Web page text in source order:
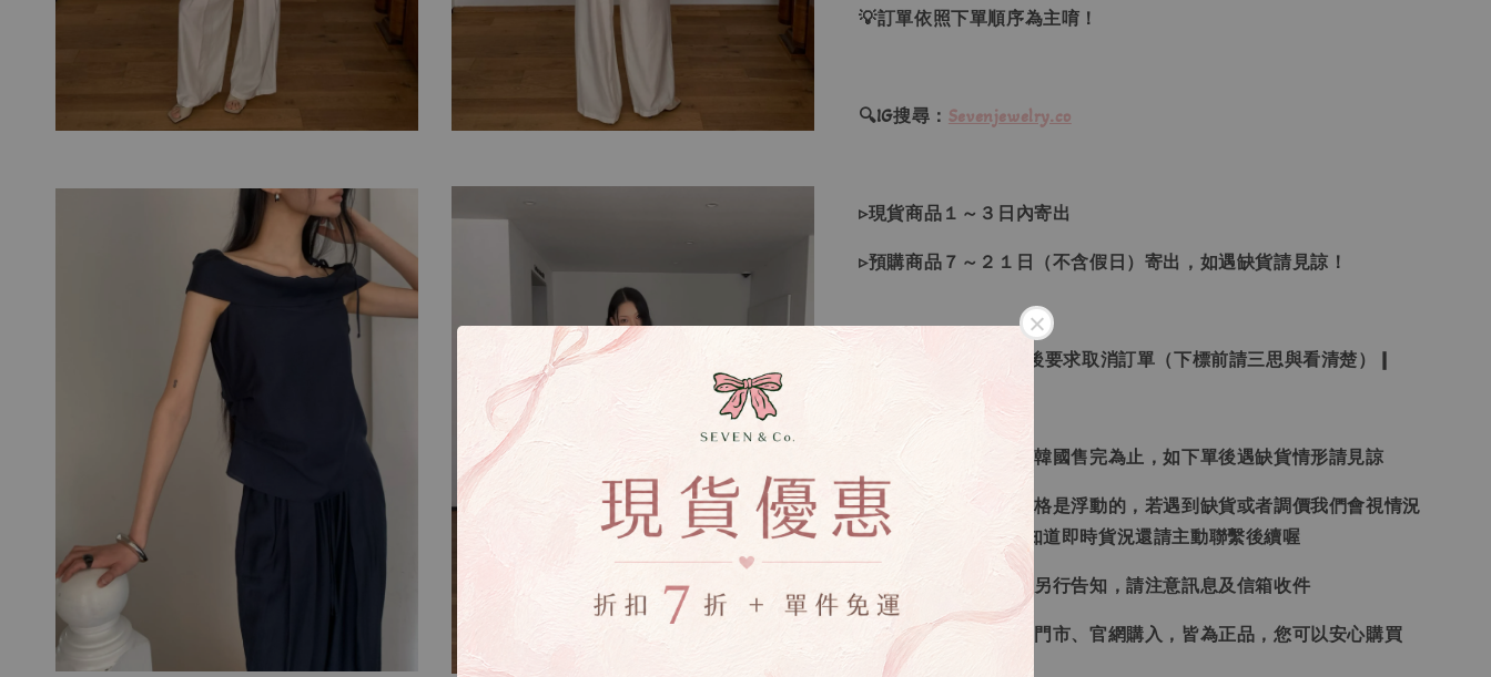
💡訂單依照下單順序為主唷！
🔍IG搜尋： Sevenjewelry.co
▹現貨商品１～３日內寄出
▹預購商品７～２１日（不含假日）寄出，如遇缺貨請見諒！
❙ 本賣場不接受下標後要求取消訂單（下標前請三思與看清楚）❙
▸所有商品皆以日本、韓國售完為止，如下單後遇缺貨情形請見諒
▸因日本商品貨況和價格是浮動的，若遇到缺貨或者調價我們會視情況
等待下單，若您想要知道即時貨況還請主動聯繫後續喔
▸如遇缺斷貨情形會再另行告知，請注意訊息及信箱收件
▸商品皆由日本、韓國門市、官網購入，皆為正品，您可以安心購買
唷！